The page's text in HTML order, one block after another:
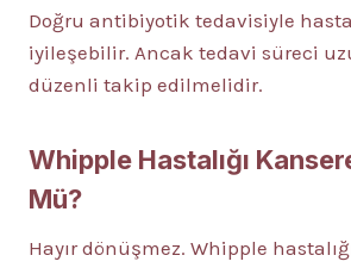
Doğru antibiyotik tedavisiyle
iyileşebilir. Ancak tedavi süreci
düzenli takip edilmelidir.
Whipple Hastalığı
Mü?
Hayır dönüşmez. Whipple